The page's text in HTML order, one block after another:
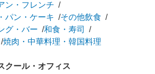
ン・フレンチ
パン・ケーキ
その他飲食
グ・バー
和食・寿司
焼肉・中華料理・韓国料理
クール・オフィス